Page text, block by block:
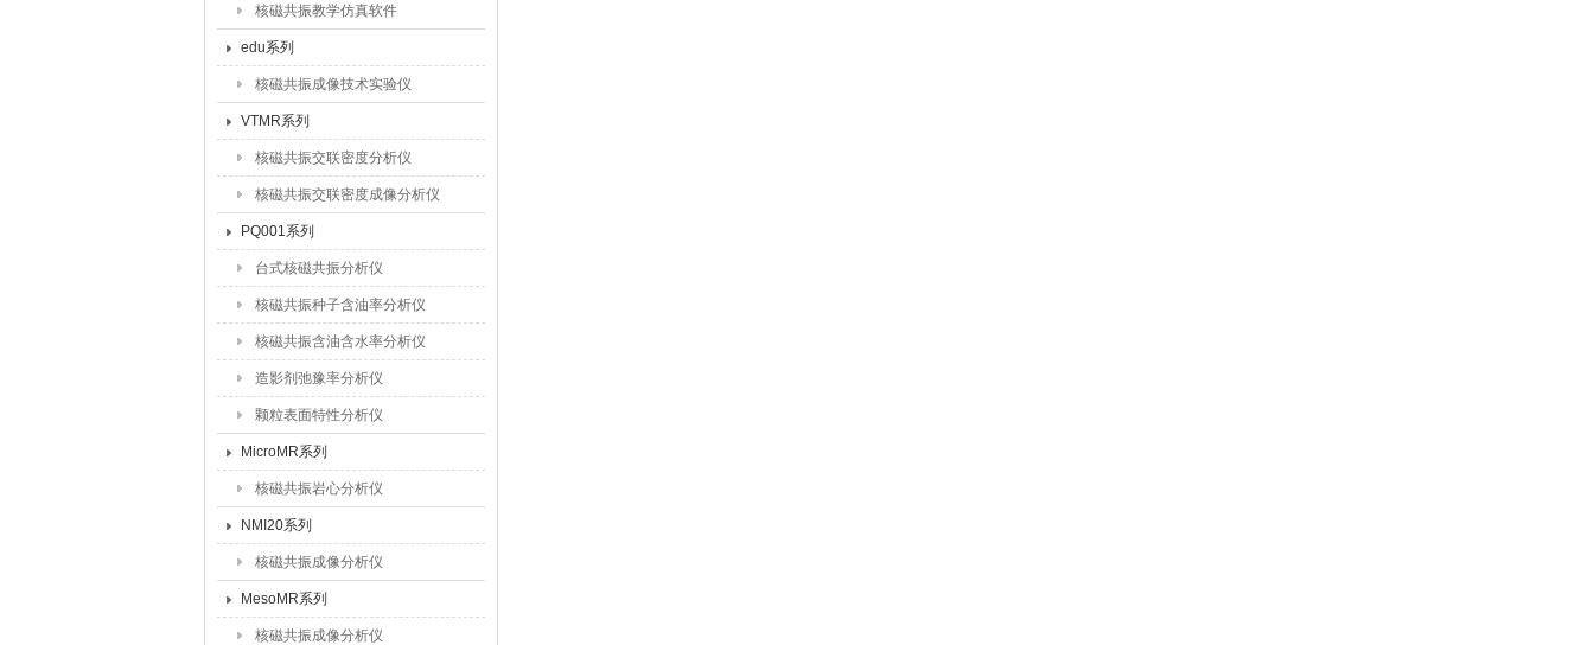
核磁共振教学仿真软件
edu系列
核磁共振成像技术实验仪
VTMR系列
核磁共振交联密度分析仪
核磁共振交联密度成像分析仪
PQ001系列
台式核磁共振分析仪
核磁共振种子含油率分析仪
核磁共振含油含水率分析仪
造影剂弛豫率分析仪
颗粒表面特性分析仪
MicroMR系列
核磁共振岩心分析仪
NMI20系列
核磁共振成像分析仪
MesoMR系列
核磁共振成像分析仪